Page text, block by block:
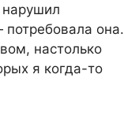
нарушил
она.
настолько
я когда-то